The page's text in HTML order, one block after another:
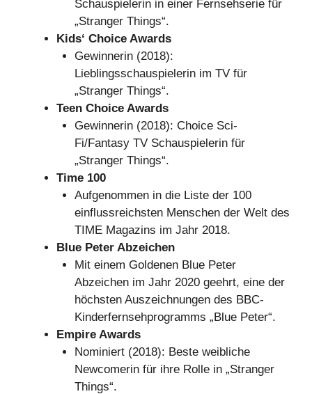
Schauspielerin in einer Fernsehserie für
„Stranger Things“.
Kids‘ Choice Awards
Gewinnerin (2018):
Lieblingsschauspielerin im TV für
„Stranger Things“.
Teen Choice Awards
Gewinnerin (2018): Choice Sci-
Fi/Fantasy TV Schauspielerin für
„Stranger Things“.
Time 100
Aufgenommen in die Liste der 100
einflussreichsten Menschen der Welt des
TIME Magazins im Jahr 2018.
Blue Peter Abzeichen
Mit einem Goldenen Blue Peter
Abzeichen im Jahr 2020 geehrt, eine der
höchsten Auszeichnungen des BBC-
Kinderfernsehprogramms „Blue Peter“.
Empire Awards
Nominiert (2018): Beste weibliche
Newcomerin für ihre Rolle in „Stranger
Things“.